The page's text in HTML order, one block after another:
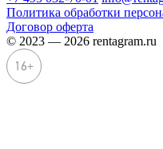
Политика обработки
Договор оферта
© 2023 — 2026 rentagram.ru